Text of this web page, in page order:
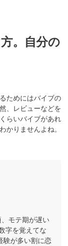
。自分の
ためにはバイブの
、レビューなどを
らいバイブがあれ
かりませんよね。
モテ期が遅い
字を覚えてな
験が多い割に恋